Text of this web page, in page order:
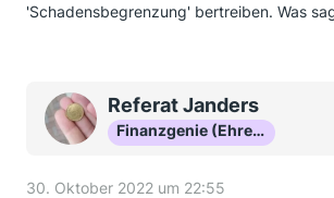
'Schadensbegrenzung' bertreiben. Was
Referat Janders
Finanzgenie (Ehrenmitglied)
30. Oktober 2022 um 22:55